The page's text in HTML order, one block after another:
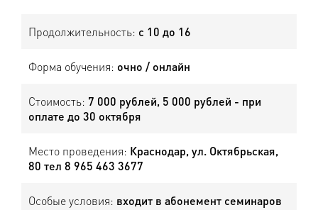
Продолжительность: с 10 до 16
Форма обучения: очно / онлайн
Стоимость: 7 000 рублей, 5 000 рублей - при
оплате до 30 октября
Место проведения: Краснодар, ул. Октябрьская,
80 тел 8 965 463 3677
Особые условия: входит в абонемент семинаров